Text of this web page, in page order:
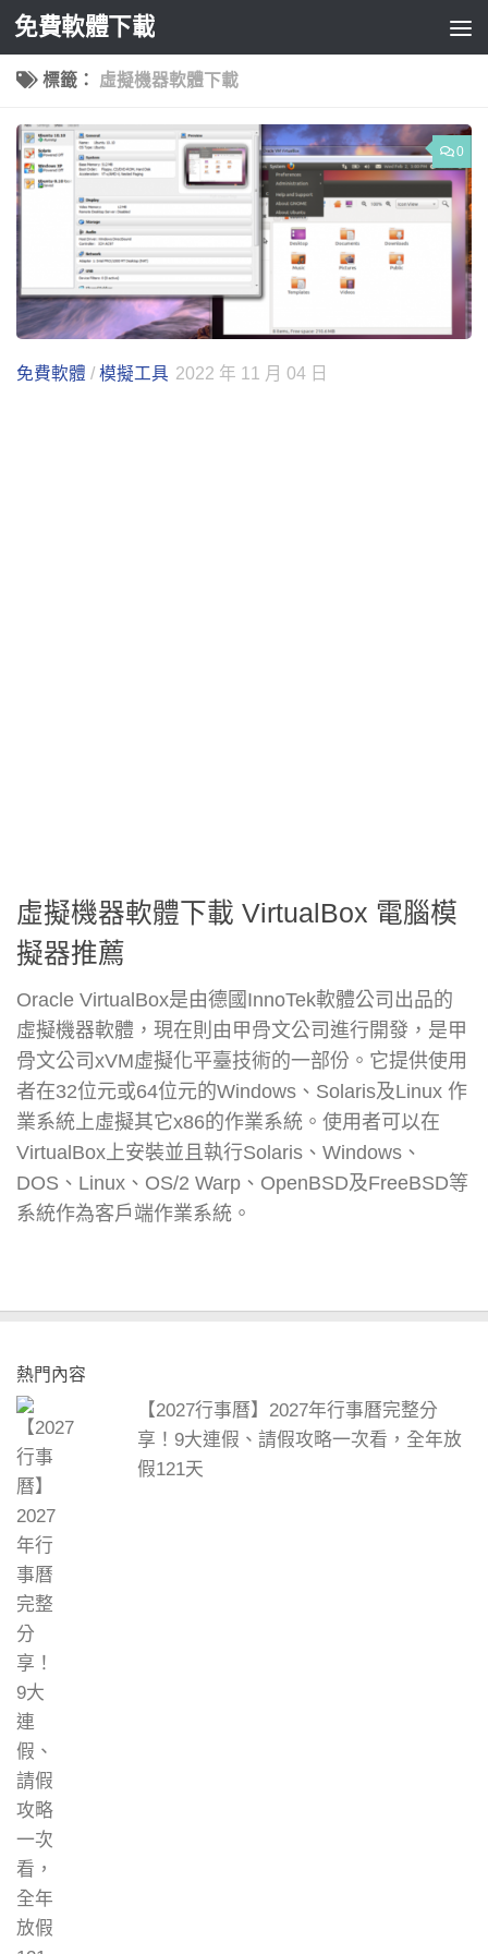
Skip to content
免費軟體下載
標籤： 虛擬機器軟體下載
0
免費軟體 / 模擬工具 2022 年 11 月 04 日
虛擬機器軟體下載 VirtualBox 電腦模
擬器推薦
Oracle VirtualBox是由德國InnoTek軟體公司出品的
虛擬機器軟體，現在則由甲骨文公司進行開發，是甲
骨文公司xVM虛擬化平臺技術的一部份。它提供使用
者在32位元或64位元的Windows、Solaris及Linux 作
業系統上虛擬其它x86的作業系統。使用者可以在
VirtualBox上安裝並且執行Solaris、Windows、
DOS、Linux、OS/2 Warp、OpenBSD及FreeBSD等
系統作為客戶端作業系統。
熱門內容
【2027行事曆】2027年行事曆完整分
享！9大連假、請假攻略一次看，全年放
假121天